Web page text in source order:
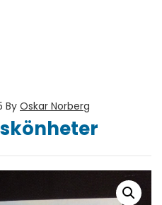
By Oskar Norberg